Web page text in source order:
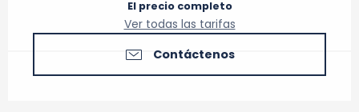
El precio completo
Ver todas las tarifas
Contáctenos